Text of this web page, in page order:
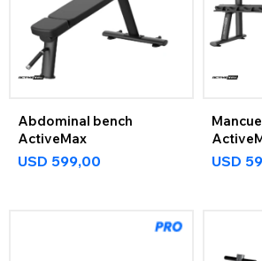
Abdominal bench
ActiveMax
USD 599,00 USD